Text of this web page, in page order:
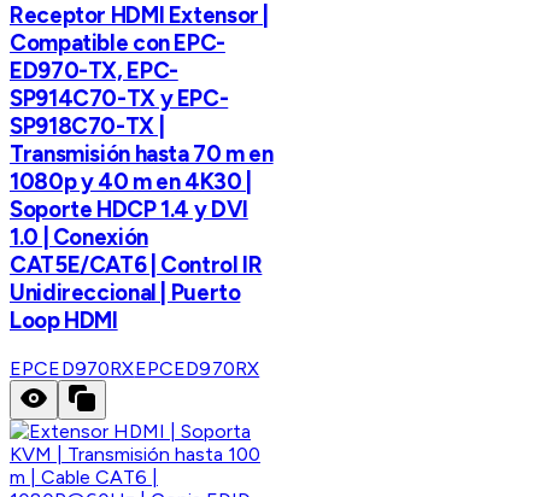
Receptor HDMI Extensor |
Compatible con EPC-
ED970-TX, EPC-
SP914C70-TX y EPC-
SP918C70-TX |
Transmisión hasta 70 m en
1080p y 40 m en 4K30 |
Soporte HDCP 1.4 y DVI
1.0 | Conexión
CAT5E/CAT6 | Control IR
Unidireccional | Puerto
Loop HDMI
EPCED970RXEPCED970RX